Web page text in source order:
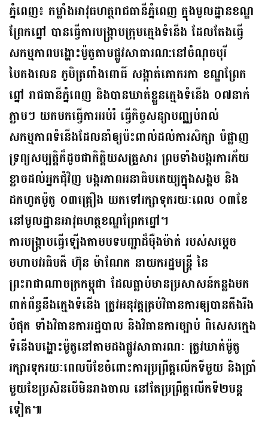
ភ្នំពេញ៖ កម្លាំងអាវុធហត្ថរាជធានីភ្នំពេញ ក្នុងមូលដ្ឋានខណ្ឌ
ព្រែកព្នៅ បានធ្វើការបង្ក្រាបក្រុមក្មេងទំនើង ដែលតែងធ្វេី
សកម្មភាពបង្ហោះម៉ូតូតាមផ្លូវសាធារណ:នៅចំណុចបុរី
បៃតងលេន ភូមិត្រពាំងពោធិ៍ សង្កាត់គោករកា ខណ្ឌព្រែក
ព្នៅ រាជធានីភ្នំពេញ និងបានឃាត់ខ្លួនក្មេងទំនើង ០៧នាក់
ភ្លាមៗ យកមកធ្វើការអប់រំ ធ្វើកិច្ចសន្យាបញ្ឈប់រាល់
សកម្មភាពទំនើងដែលនាំឲ្យប៉ះពាល់ដល់ការសិក្សា បំផ្លាញ
ទ្រព្យសម្បត្តិក៏ដូចជាកិត្តិយសគ្រួសារ ព្រមទាំងបង្ករការភ័យ
ខ្លាចដល់អ្នកជុំវិញ បង្ករភាពអនាធិបតេយ្យក្នុងសង្គម និង
ដកហូតម៉ូតូ ០៣គ្រឿង យកទៅរក្សាទុករយៈពេល ០៣ខែ
នៅមូលដ្ឋានអាវុធហត្ថខណ្ឌព្រែកព្នៅ។
ការបង្ក្រាបធ្វើឡើងតាមបទបញ្ជាដ៏ម៉ឺងម៉ាត់ របស់សម្តេច
មហាបវរធិបតី ហ៊ុន ម៉ាណែត នាយករដ្ឋមន្ត្រី នៃ
ព្រះរាជាណាចក្រកម្ពុជា ដែលធ្លាប់មានប្រសាសន៍កន្លងមក
ពាក់ព័ន្ធនឹងក្មេងទំនើង ត្រូវអនុវត្តគ្រប់វិធានការឲ្យបានតឹងរឹង
បំផុត ទាំងវិធានការរដ្ឋបាល និងវិធានការច្បាប់ ពិសេសក្មេង
ទំនើងបង្ហោះម៉ូតូនៅតាមដងផ្លូវសាធារណៈ ត្រូវឃាត់ម៉ូតូ
រក្សារទុករយៈពេលបីខែចំពោះការប្រព្រឹត្តលើកទីមួយ និងប្រាំ
មួយខែប្រសិនបើមិនរាងចាល នៅតែប្រព្រឹត្តលើកទី២បន្ត
ទៀត៕